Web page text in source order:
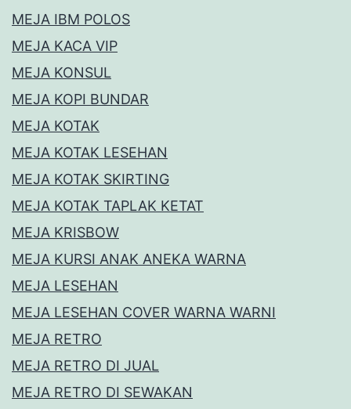
MEJA IBM POLOS
MEJA KACA VIP
MEJA KONSUL
MEJA KOPI BUNDAR
MEJA KOTAK
MEJA KOTAK LESEHAN
MEJA KOTAK SKIRTING
MEJA KOTAK TAPLAK KETAT
MEJA KRISBOW
MEJA KURSI ANAK ANEKA WARNA
MEJA LESEHAN
MEJA LESEHAN COVER WARNA WARNI
MEJA RETRO
MEJA RETRO DI JUAL
MEJA RETRO DI SEWAKAN